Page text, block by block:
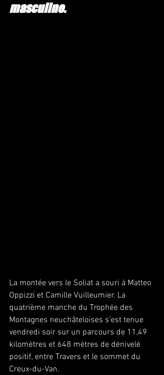
masculine.
La montée vers le Soliat a souri à Matteo
Oppizzi et Camille Vuilleumier. La
quatrième manche du Trophée des
Montagnes neuchâteloises s’est tenue
vendredi soir sur un parcours de 11,49
kilomètres et 648 mètres de dénivelé
positif, entre Travers et le sommet du
Creux-du-Van.